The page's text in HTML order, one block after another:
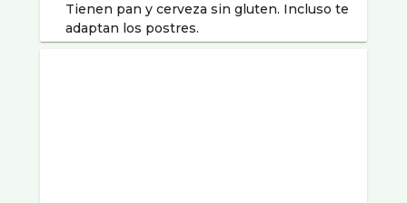
Tienen pan y cerveza sin gluten. Incluso te
adaptan los postres.